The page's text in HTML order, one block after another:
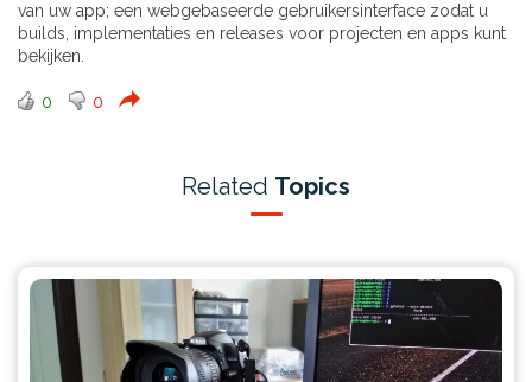
van uw app; een webgebaseerde gebruikersinterface zodat u
builds, implementaties en releases voor projecten en apps kunt
bekijken.
0 0
Related Topics